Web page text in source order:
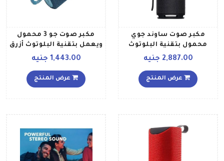
مكبر صوت ساوند جوي
محمول بتقنية البلوتوث
طراز EGRT 09 أسود براق2,887.00 جنيه
عرض المنتج
مكبر صوت جو 3 محمول
ويعمل بتقنية البلوتوث أزرق
1,443.00 جنيه
عرض المنتج